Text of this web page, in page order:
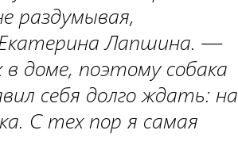
раздумывая,
Екатерина Лапшина. —
доме, поэтому собака
себя долго ждать: на
С тех пор я самая